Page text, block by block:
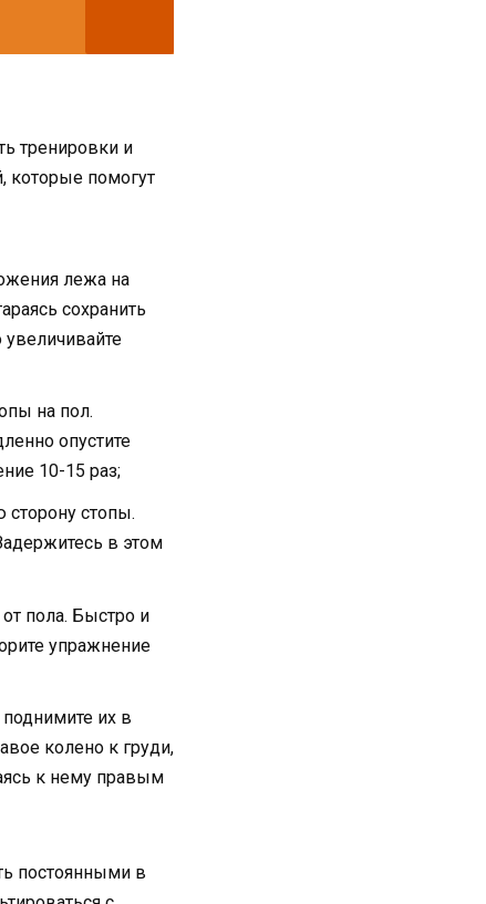
тренировки и
которые помогут
лежа на
сохранить
на пол.
опустите
10-15 раз;
сторону стопы.
в этом
пола. Быстро и
упражнение
поднимите их в
колено к груди,
к нему правым
постоянными в